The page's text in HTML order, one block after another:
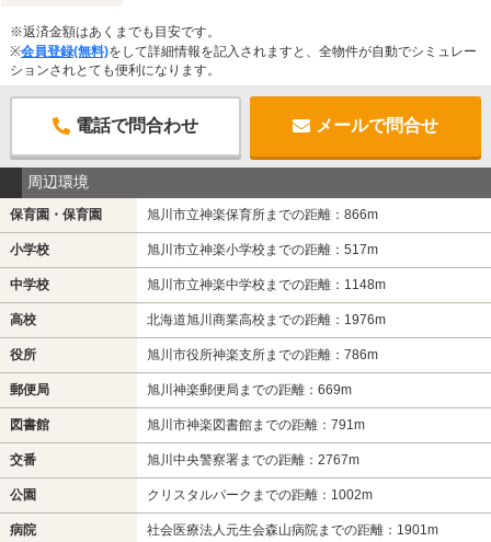
※返済金額はあくまでも目安です。
※会員登録(無料)をして詳細情報を記入されますと、全物件が自動でシミュレー
ションされとても便利になります。
電話で問合わせ メールで問合せ
周辺環境
保育園・保育園 旭川市立神楽保育所までの距離：866m
小学校 旭川市立神楽小学校までの距離：517m
中学校 旭川市立神楽中学校までの距離：1148m
高校 北海道旭川商業高校までの距離：1976m
役所 旭川市役所神楽支所までの距離：786m
郵便局 旭川神楽郵便局までの距離：669m
図書館 旭川市神楽図書館までの距離：791m
交番 旭川中央警察署までの距離：2767m
公園 クリスタルパークまでの距離：1002m
病院 社会医療法人元生会森山病院までの距離：1901m